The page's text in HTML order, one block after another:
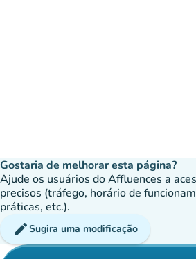
Gostaria de melhorar esta página?
Ajude os usuários do Affluences a
precisos (tráfego, horário de
práticas, etc.).
editSugira uma modificação